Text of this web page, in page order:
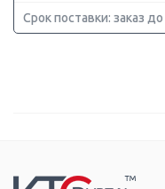
Срок поставки: заказ